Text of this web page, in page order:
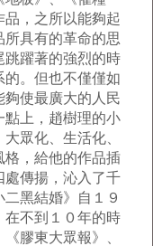
品，之所以能夠起
具有的革命的思
跳躍著的強烈的時
。但也不僅僅如
夠使最廣大的人民
點上，趙樹理的小
眾化、生活化、
格，給他的作品插
處傳揚，沁入了千
黑結婚》自１９
在不到１０年的時
膠東大眾報》、